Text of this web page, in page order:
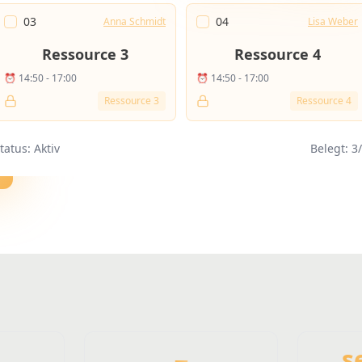
03 Anna Schmidt
Ressource 3
⏰ 14:50 - 17:00
Ressource 3
04 Lisa Weber
Ressource 4
⏰ 14:50 - 17:00
Ressource 4
Aktiv Belegt: